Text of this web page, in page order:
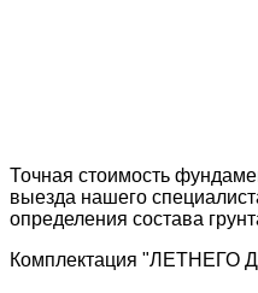
Точная стоимость
выезда нашего
определения состава
Комплектация "ЛЕТНЕГО